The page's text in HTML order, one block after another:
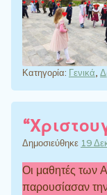
Κατηγορία: Γενικά,
Δημοσιεύθηκε 19
Οι μαθητές των
παρουσίασαν την